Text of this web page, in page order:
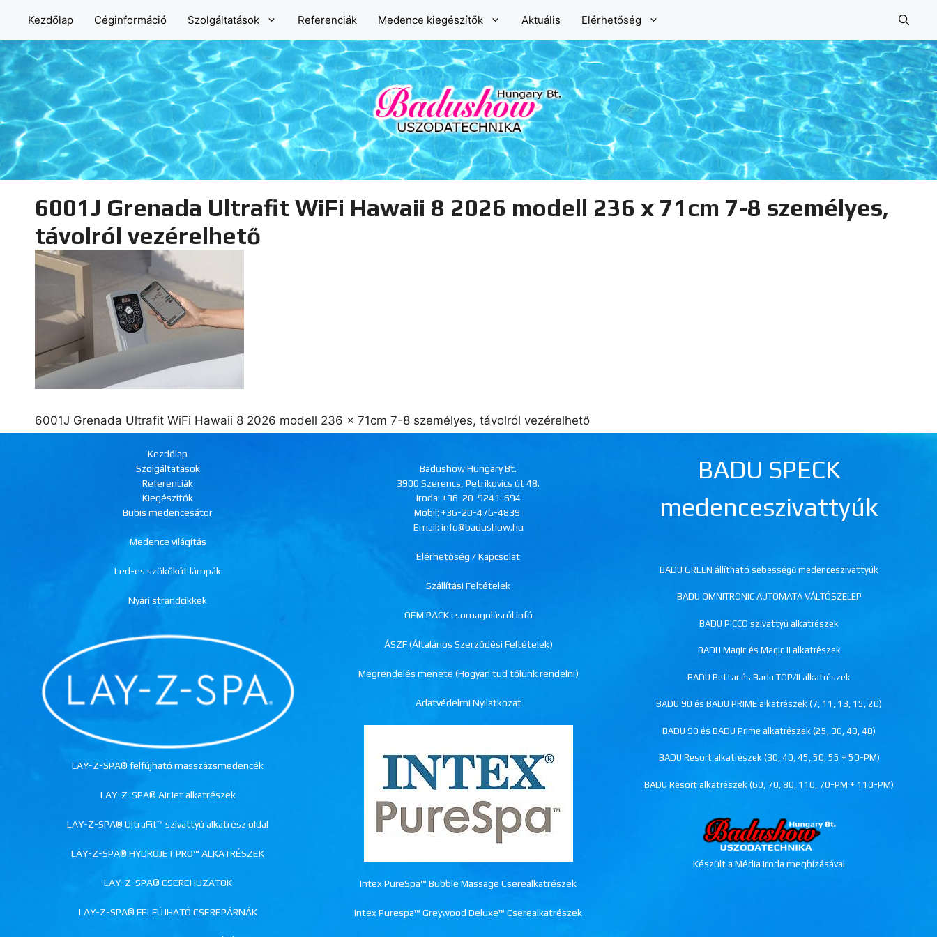
tartalomba
Kezdőlap Céginformáció Szolgáltatások Referenciák Medence kiegészítők Aktuális Elérhetőség
6001J Grenada Ultrafit WiFi Hawaii 8 2026 modell 236 x 71cm 7-8 személyes,
távolról vezérelhető
6001J Grenada Ultrafit WiFi Hawaii 8 2026 modell 236 x 71cm 7-8 személyes, távolról vezérelhető
Kezdőlap
Szolgáltatások
Referenciák
Kiegészítők
Bubis medencesátor
Medence világítás
Led-es szökőkút lámpák
Nyári strandcikkek
LAY-Z-SPA® felfújható masszázsmedencék
LAY-Z-SPA® AirJet alkatrészek
LAY-Z-SPA® UltraFit™ szivattyú alkatrész oldal
LAY-Z-SPA® HYDROJET PRO™ ALKATRÉSZEK
LAY-Z-SPA® CSEREHUZATOK
LAY-Z-SPA® FELFÚJHATÓ CSEREPÁRNÁK
Badushow Hungary Bt.
3900 Szerencs, Petrikovics út 48.
Iroda: +36-20-9241-694
Mobil:+36-20-476-4839
Email: info@badushow.hu
Elérhetőség / Kapcsolat
Szállítási Feltételek
OEM PACK csomagolásról infó
ÁSZF (Általános Szerződési Feltételek)
Megrendelés menete (Hogyan tud tőlünk rendelni)
Adatvédelmi Nyilatkozat
Intex PureSpa™ Bubble Massage Cserealkatrészek
Intex Purespa™ Greywood Deluxe™ Cserealkatrészek
BADU SPECK
medenceszivattyúk
BADU GREEN állítható sebességű medenceszivattyúk
BADU OMNITRONIC AUTOMATA VÁLTÓSZELEP
BADU PICCO szivattyú alkatrészek
BADU Magic és Magic II alkatrészek
BADU Bettar és Badu TOP/II alkatrészek
BADU 90 és BADU PRIME alkatrészek (7, 11, 13, 15, 20)
BADU 90 és BADU Prime alkatrészek (25, 30, 40, 48)
BADU Resort alkatrészek (30, 40, 45, 50, 55 + 50-PM)
BADU Resort alkatrészek (60, 70, 80, 110, 70-PM + 110-PM)
Készült a Média Iroda megbízásával